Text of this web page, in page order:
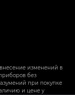
изменений в
без
при покупке
и цене у